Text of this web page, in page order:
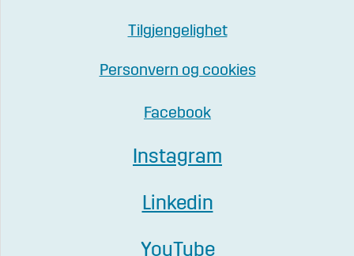
Tilgjengelighet
Personvern og cookies
Facebook
Instagram
Linkedin
YouTube